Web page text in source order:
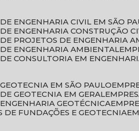
DE ENGENHARIA CIVIL EM SÃO
DE ENGENHARIA CONSTRUÇÃO
DE PROJETOS DE ENGENHARIA
DE ENGENHARIA AMBIENTAL
DE CONSULTORIA EM
GEOTECNIA EM SÃO PAULO
DE GEOTECNIA EM GERAL
ENGENHARIA GEOTÉCNICA
DE FUNDAÇÕES E GEOTECNIA